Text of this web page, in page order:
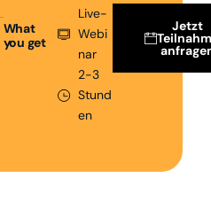
What
you get
Live-
Webi
nar
2-3
Stund
en
Jetzt